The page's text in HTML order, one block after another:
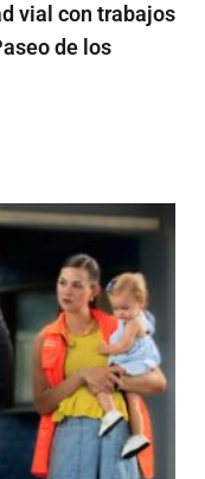
vial con trabajos
de los